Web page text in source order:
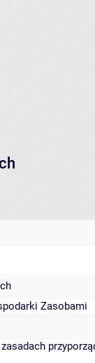
Zasobami